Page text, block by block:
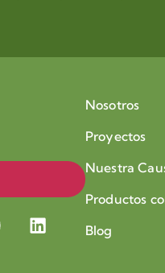
Nosotros
Proyectos
Nuestra
Productos
Blog